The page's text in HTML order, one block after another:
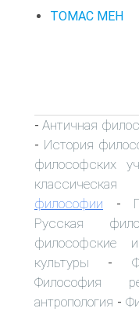
ТОМАС МЕН
-Античная
- История
философских
классическая
философии -
Русская
философские
культуры -
Философия
антропология -